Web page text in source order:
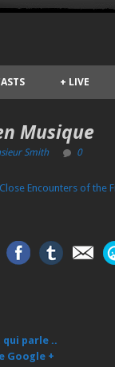
LIVE
+
Musique
Smith 0
Encounters of the
qui parle ..
Google +